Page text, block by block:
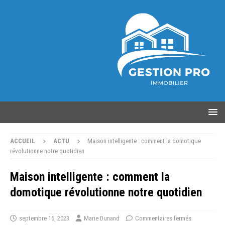
ACCUEIL ACTU
Maison intelligente : comment la domotique
révolutionne notre quotidien
Maison intelligente : comment la
domotique révolutionne notre quotidien
septembre 16, 2023 Marie Dunand Commentaires fermés